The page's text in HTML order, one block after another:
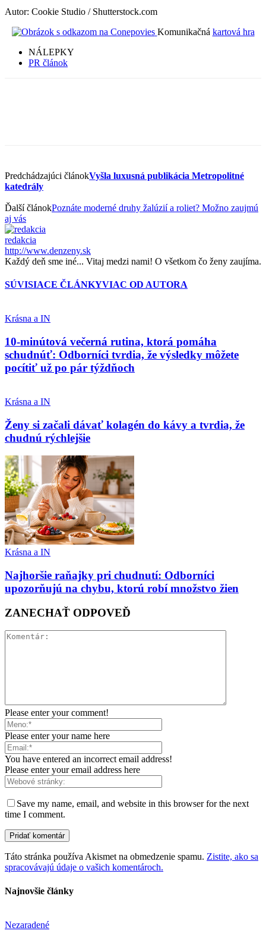
Autor: Cookie Studio / Shutterstock.com
Komunikačná kartová hra
NÁLEPKY
PR článok
Predchádzajúci článokVyšla luxusná publikácia Metropolitné
katedrály
Ďalší článokPoznáte moderné druhy žalúzií a roliet? Možno zaujmú
aj vás
redakcia
http://www.denzeny.sk
Každý deň sme iné... Vitaj medzi nami! O všetkom čo ženy zaujíma.
SÚVISIACE ČLÁNKYVIAC OD AUTORA
Krásna a IN
10-minútová večerná rutina, ktorá pomáha
schudnúť: Odborníci tvrdia, že výsledky môžete
pocítiť už po pár týždňoch
Krásna a IN
Ženy si začali dávať kolagén do kávy a tvrdia, že
chudnú rýchlejšie
Krásna a IN
Najhoršie raňajky pri chudnutí: Odborníci
upozorňujú na chybu, ktorú robí množstvo žien
ZANECHAŤ ODPOVEĎ
Please enter your comment!
Please enter your name here
You have entered an incorrect email address!
Please enter your email address here
Save my name, email, and website in this browser for the next
time I comment.
Táto stránka používa Akismet na obmedzenie spamu. Zistite, ako sa
spracovávajú údaje o vašich komentároch.
Najnovšie články
Nezaradené